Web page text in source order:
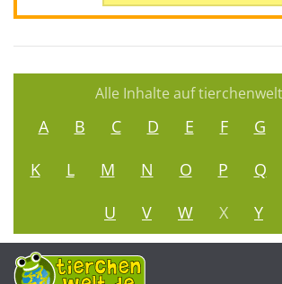
Alle Inhalte auf
A B C D E F G
K
L M N O P Q
U
V W X Y